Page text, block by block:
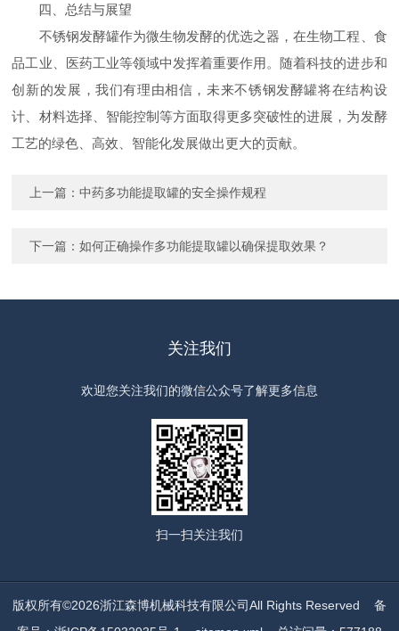
四、总结与展望
不锈钢发酵罐作为微生物发酵的优选之器，在生物工程、食
品工业、医药工业等领域中发挥着重要作用。随着科技的进步和
创新的发展，我们有理由相信，未来不锈钢发酵罐将在结构设
计、材料选择、智能控制等方面取得更多突破性的进展，为发酵
工艺的绿色、高效、智能化发展做出更大的贡献。
上一篇：中药多功能提取罐的安全操作规程
下一篇：如何正确操作多功能提取罐以确保提取效果？
关注我们
欢迎您关注我们的微信公众号了解更多信息
扫一扫关注我们
版权所有©2026浙江森博机械科技有限公司All Rights Reserved 备